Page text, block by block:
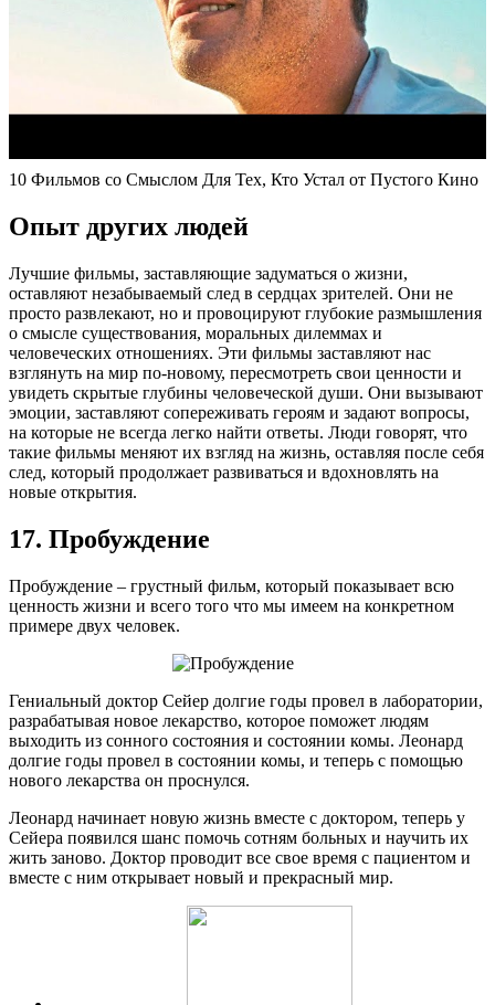
10 Фильмов со Смыслом Для Тех, Кто Устал от Пустого Кино
Опыт других людей
Лучшие фильмы, заставляющие задуматься о жизни,
оставляют незабываемый след в сердцах зрителей. Они не
просто развлекают, но и провоцируют глубокие размышления
о смысле существования, моральных дилеммах и
человеческих отношениях. Эти фильмы заставляют нас
взглянуть на мир по-новому, пересмотреть свои ценности и
увидеть скрытые глубины человеческой души. Они вызывают
эмоции, заставляют сопереживать героям и задают вопросы,
на которые не всегда легко найти ответы. Люди говорят, что
такие фильмы меняют их взгляд на жизнь, оставляя после себя
след, который продолжает развиваться и вдохновлять на
новые открытия.
17. Пробуждение
Пробуждение – грустный фильм, который показывает всю
ценность жизни и всего того что мы имеем на конкретном
примере двух человек.
Гениальный доктор Сейер долгие годы провел в лаборатории,
разрабатывая новое лекарство, которое поможет людям
выходить из сонного состояния и состоянии комы. Леонард
долгие годы провел в состоянии комы, и теперь с помощью
нового лекарства он проснулся.
Леонард начинает новую жизнь вместе с доктором, теперь у
Сейера появился шанс помочь сотням больных и научить их
жить заново. Доктор проводит все свое время с пациентом и
вместе с ним открывает новый и прекрасный мир.